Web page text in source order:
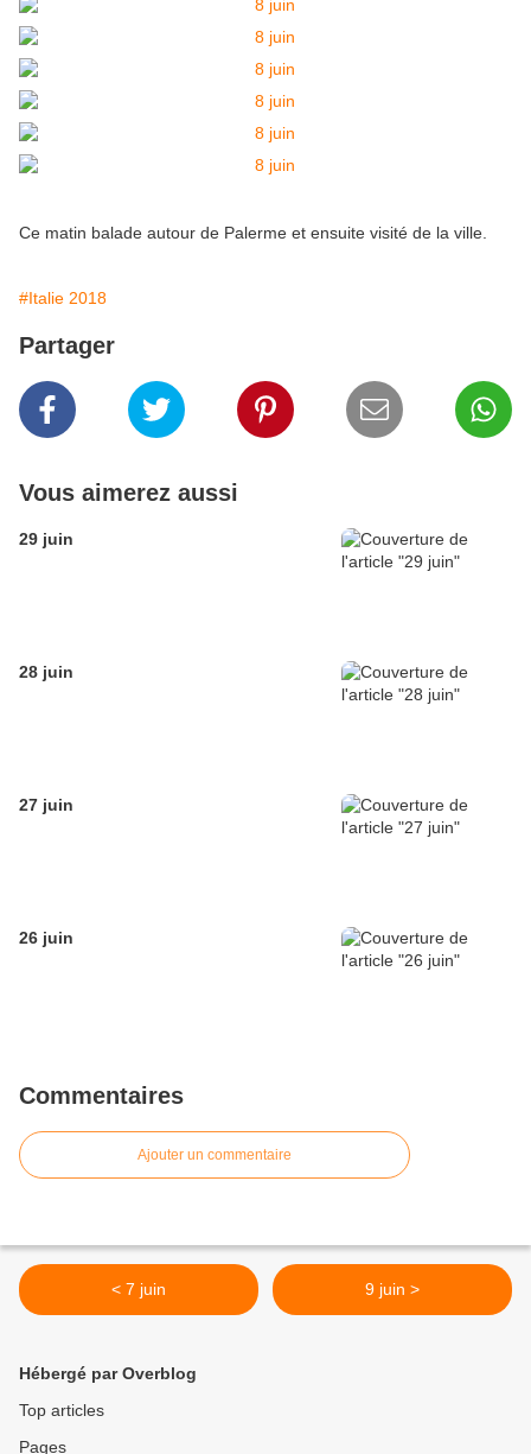
Ce matin balade autour de Palerme et ensuite visité de la ville.
#Italie 2018
Partager
Vous aimerez aussi
29 juin
28 juin
27 juin
26 juin
Commentaires
Ajouter un commentaire
< 7 juin 9 juin >
Hébergé par Overblog
Top articles
Pages